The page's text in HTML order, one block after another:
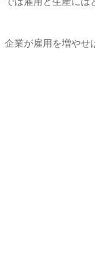
企業が雇用を増やせ